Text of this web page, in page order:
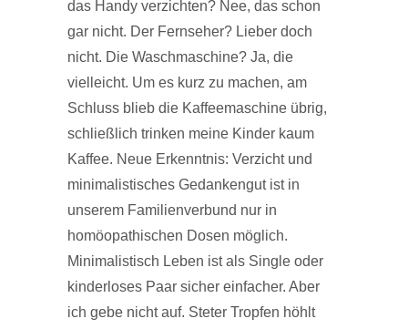
das Handy verzichten? Nee, das schon
gar nicht. Der Fernseher? Lieber doch
nicht. Die Waschmaschine? Ja, die
vielleicht. Um es kurz zu machen, am
Schluss blieb die Kaffeemaschine übrig,
schließlich trinken meine Kinder kaum
Kaffee. Neue Erkenntnis: Verzicht und
minimalistisches Gedankengut ist in
unserem Familienverbund nur in
homöopathischen Dosen möglich.
Minimalistisch Leben ist als Single oder
kinderloses Paar sicher einfacher. Aber
ich gebe nicht auf. Steter Tropfen höhlt